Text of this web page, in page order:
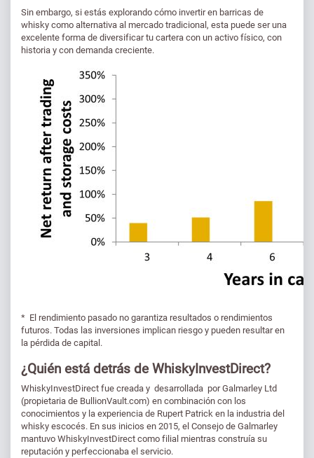
Sin embargo, si estás explorando cómo invertir en barricas de
whisky como alternativa al mercado tradicional, esta puede ser una
excelente forma de diversificar tu cartera con un activo físico, con
historia y con demanda creciente.
* El rendimiento pasado no garantiza resultados o rendimientos
futuros. Todas las inversiones implican riesgo y pueden resultar en
la pérdida de capital.
¿Quién está detrás de WhiskyInvestDirect?
WhiskyInvestDirect fue creada y desarrollada por Galmarley Ltd
(propietaria de BullionVault.com) en combinación con los
conocimientos y la experiencia de Rupert Patrick en la industria del
whisky escocés. En sus inicios en 2015, el Consejo de Galmarley
mantuvo WhiskyInvestDirect como filial mientras construía su
reputación y perfeccionaba el servicio.